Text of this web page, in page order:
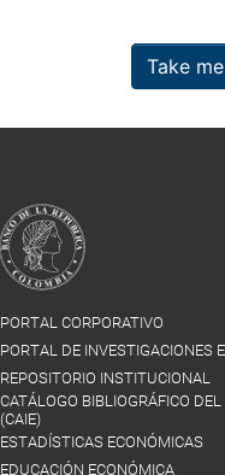
Take
PORTAL CORPORATIVO
PORTAL DE INVESTIGACIONES
REPOSITORIO INSTITUCIONAL
CATÁLOGO BIBLIOGRÁFICO
(CAIE)
ESTADÍSTICAS ECONÓMICAS
EDUCACIÓN ECONÓMICA